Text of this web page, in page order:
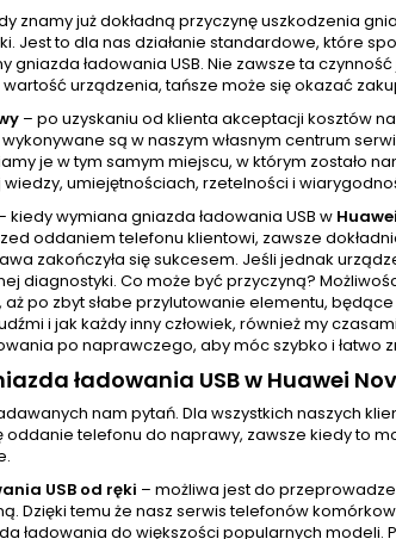
znamy już dokładną przyczynę uszkodzenia
Jest to dla nas działanie standardowe, które
gniazda ładowania USB. Nie zawsze ta
urządzenia, tańsze może się okazać
– po uzyskaniu od klienta akceptacji kosztów
są w naszym własnym centrum
je w tym samym miejscu, w którym zostało
wiedzy, umiejętnościach, rzetelności i
kiedy wymiana gniazda ładowania USB w
oddaniem telefonu klientowi, zawsze
zakończyła się sukcesem. Jeśli jednak
diagnostyki. Co może być przyczyną?
po zbyt słabe przylutowanie elementu,
i jak każdy inny człowiek, również my
po naprawczego, aby móc szybko i łatwo
ładowania USB w Huawei
nam pytań. Dla wszystkich naszych
telefonu do naprawy, zawsze kiedy to
USB od ręki – możliwa jest do
Dzięki temu że nasz serwis telefonów
ładowania do większości popularnych modeli.